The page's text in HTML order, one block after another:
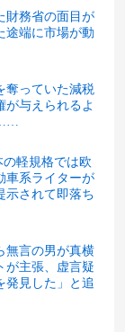
財務省の面目が
途端に市場が動
奪っていた減税
が与えられるよ
……
の軽規格では欧
車系ライターが
示されて即落ち
無言の男が真横
が主張、虚言疑
発見した」と追